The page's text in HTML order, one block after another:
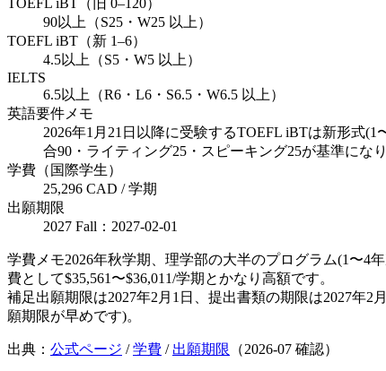
90以上（S25・W25 以上）
TOEFL iBT（新 1–6）
4.5以上（S5・W5 以上）
IELTS
6.5以上（R6・L6・S6.5・W6.5 以上）
英語要件メモ
2026年1月21日以降に受験するTOEFL iBTは新形式
合90・ライティング25・スピーキング25が基準にな
学費（国際学生）
25,296 CAD / 学期
出願期限
2027 Fall：2027-02-01
学費メモ2026年秋学期、理学部の大半のプログラム(1〜4
費として$35,561〜$36,011/学期とかなり高額です。
補足出願期限は2027年2月1日、提出書類の期限は2027年
願期限が早めです)。
出典： 公式ページ /学費 / 出願期限 （2026-07 確認）